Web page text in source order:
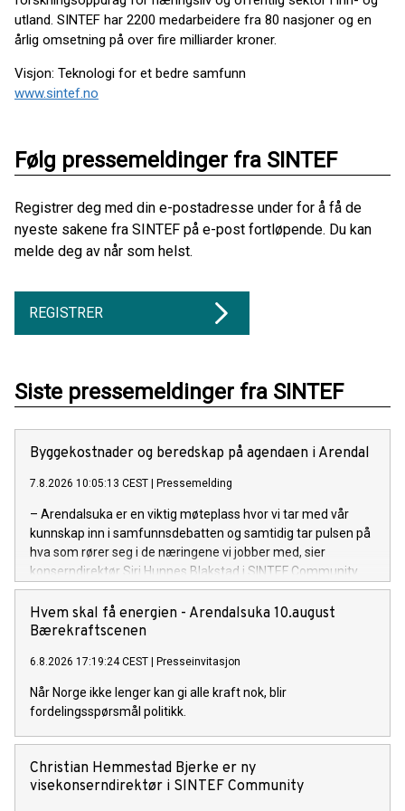
utland. SINTEF har 2200 medarbeidere fra 80 nasjoner og en
årlig omsetning på over fire milliarder kroner.
Visjon: Teknologi for et bedre samfunn
www.sintef.no
Følg pressemeldinger fra SINTEF
Registrer deg med din e-postadresse under for å få de
nyeste sakene fra SINTEF på e-post fortløpende. Du kan
melde deg av når som helst.
REGISTRER
Siste pressemeldinger fra SINTEF
Byggekostnader og beredskap på agendaen i Arendal
7.8.2026 10:05:13 CEST | Pressemelding
– Arendalsuka er en viktig møteplass hvor vi tar med vår
kunnskap inn i samfunnsdebatten og samtidig tar pulsen på
hva som rører seg i de næringene vi jobber med, sier
konserndirektør Siri Hunnes Blakstad i SINTEF Community.
Hvem skal få energien - Arendalsuka 10.august
Bærekraftscenen
6.8.2026 17:19:24 CEST | Presseinvitasjon
Når Norge ikke lenger kan gi alle kraft nok, blir
fordelingsspørsmål politikk.
Christian Hemmestad Bjerke er ny
visekonserndirektør i SINTEF Community